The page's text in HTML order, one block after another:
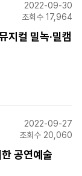
2022-09-30
조회수 17,964
지컬 밀녹·밀캠
2022-09-27
조회수 20,060
공연예술